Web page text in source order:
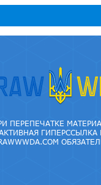
ПЕРЕПЕЧАТКЕ
ГИПЕРССЫЛКА